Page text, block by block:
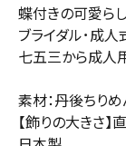
蝶付きの可愛ら
ブライダル･成人
七五三から成人
素材：丹後ちり
【飾りの大きさ